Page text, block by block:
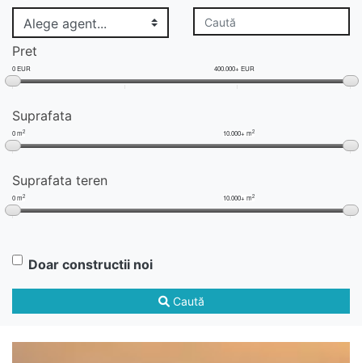
Pret
0 EUR 400.000+ EUR
Suprafata
0 m2 10.000+ m2
Suprafata teren
0 m2 10.000+ m2
Doar constructii noi
Caută